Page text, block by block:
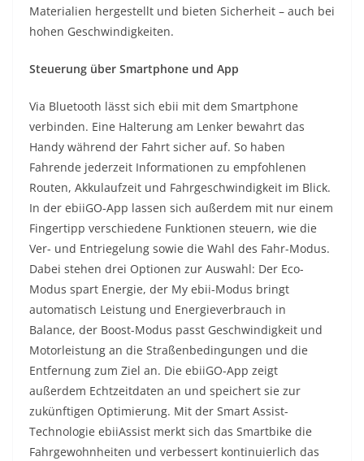
Materialien hergestellt und bieten Sicherheit – auch bei
hohen Geschwindigkeiten.
Steuerung über Smartphone und App
Via Bluetooth lässt sich ebii mit dem Smartphone
verbinden. Eine Halterung am Lenker bewahrt das
Handy während der Fahrt sicher auf. So haben
Fahrende jederzeit Informationen zu empfohlenen
Routen, Akkulaufzeit und Fahrgeschwindigkeit im Blick.
In der ebiiGO-App lassen sich außerdem mit nur einem
Fingertipp verschiedene Funktionen steuern, wie die
Ver- und Entriegelung sowie die Wahl des Fahr-Modus.
Dabei stehen drei Optionen zur Auswahl: Der Eco-
Modus spart Energie, der My ebii-Modus bringt
automatisch Leistung und Energieverbrauch in
Balance, der Boost-Modus passt Geschwindigkeit und
Motorleistung an die Straßenbedingungen und die
Entfernung zum Ziel an. Die ebiiGO-App zeigt
außerdem Echtzeitdaten an und speichert sie zur
zukünftigen Optimierung. Mit der Smart Assist-
Technologie ebiiAssist merkt sich das Smartbike die
Fahrgewohnheiten und verbessert kontinuierlich das